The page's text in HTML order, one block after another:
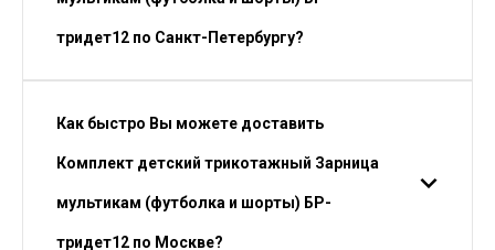
тридет12 по Санкт-Петербургу?
Как быстро Вы можете доставить
Комплект детский трикотажный Зарница
мультикам (футболка и шорты) БР-
тридет12 по Москве?